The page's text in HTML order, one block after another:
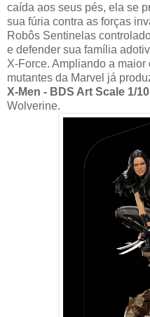
caída aos seus pés, ela se
sua fúria contra as forças
Robôs Sentinelas
e defender sua família
X-Force. Ampliando a
mutantes da Marvel já
X-Men - BDS Art Scale 1/
Wolverine.